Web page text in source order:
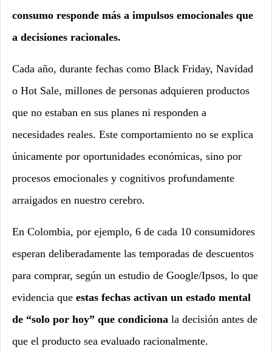
consumo responde más a impulsos emocionales que
a decisiones racionales.
Cada año, durante fechas como Black Friday, Navidad
o Hot Sale, millones de personas adquieren productos
que no estaban en sus planes ni responden a
necesidades reales. Este comportamiento no se explica
únicamente por oportunidades económicas, sino por
procesos emocionales y cognitivos profundamente
arraigados en nuestro cerebro.
En Colombia, por ejemplo, 6 de cada 10 consumidores
esperan deliberadamente las temporadas de descuentos
para comprar, según un estudio de Google/Ipsos, lo que
evidencia que estas fechas activan un estado mental
de “solo por hoy” que condiciona la decisión antes de
que el producto sea evaluado racionalmente.